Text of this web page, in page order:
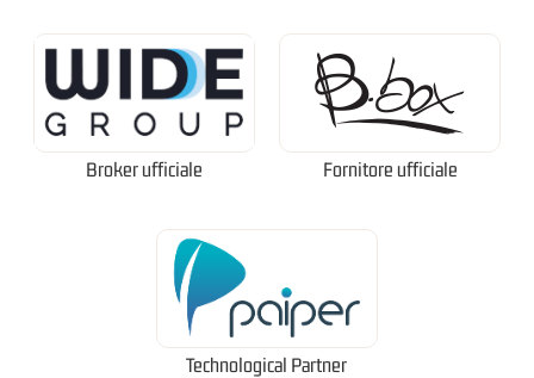
Broker ufficiale Fornitore ufficiale
Technological Partner